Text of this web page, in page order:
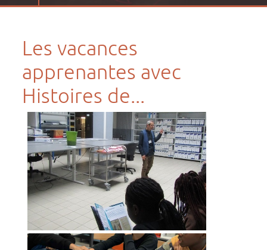
Les vacances
apprenantes avec
Histoires de...